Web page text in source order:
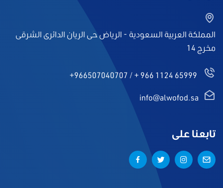
المملكة العربية السعودية - الرياض حى الريان الدائرى الشرقى
مخرج 14
+ 966 1124 65999
/
+966507040707
info@alwofod.sa
تابعنا على